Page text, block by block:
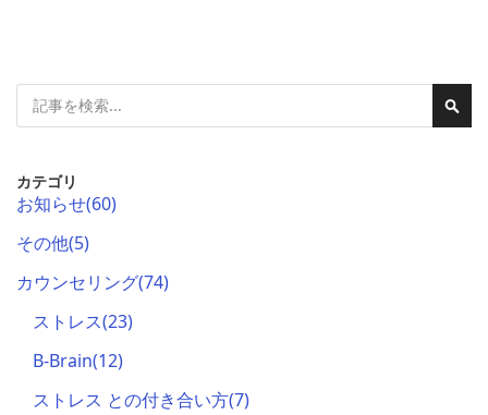
検
検
カテゴリ
お知らせ(60)
その他(5)
カウンセリング(74)
ストレス(23)
B-Brain(12)
ストレス との付き合い方(7)